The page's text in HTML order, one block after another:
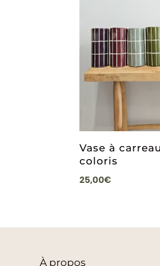
Vase à
coloris
25,00€
À propos